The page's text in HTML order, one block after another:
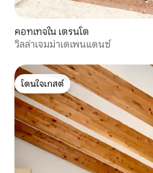
คอทเทจใน เตรนโต
วิลล่าเจมม่าเดเพนแดนซ์
โดนใจเกสต์
โดนใจเกสต์